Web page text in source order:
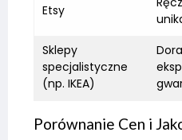
Etsy
Sklepy
specjalistyczne
(np. IKEA)
Porównanie Cen i